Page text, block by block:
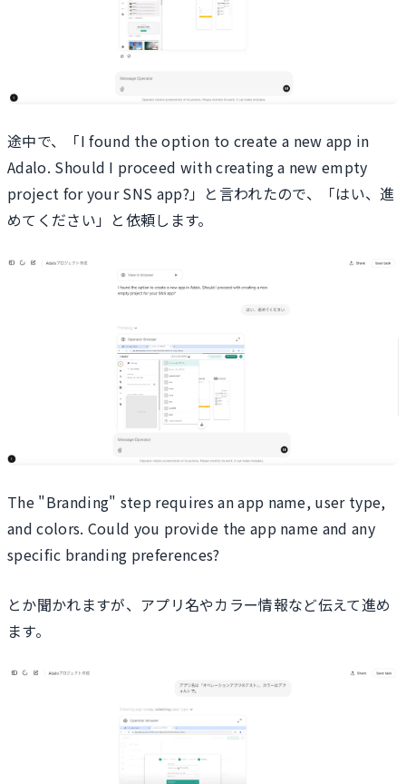
途中で、「I found the option to create a new app in
Adalo. Should I proceed with creating a new empty
project for your SNS app?」と言われたので、「はい、進
めてください」と依頼します。
The "Branding" step requires an app name, user type,
and colors. Could you provide the app name and any
specific branding preferences?
とか聞かれますが、アプリ名やカラー情報など伝えて進め
ます。